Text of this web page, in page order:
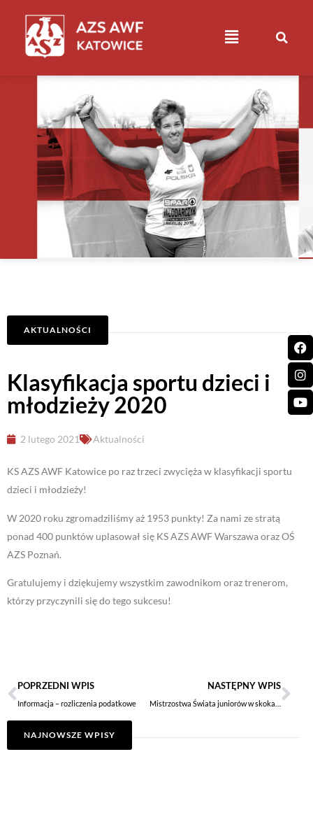
AKTUALNOŚCI
Klasyfikacja sportu dzieci i
młodzieży 2020
2 lutego 2021 Aktualności
KS AZS AWF Katowice po raz trzeci zwycięża w klasyfikacji sportu
dzieci i młodzieży!
W 2020 roku zgromadziliśmy aż 1953 punkty! Za nami ze stratą
ponad 400 punktów uplasował się KS AZS AWF Warszawa oraz OŚ
AZS Poznań.
Gratulujemy i dziękujemy wszystkim zawodnikom oraz trenerom,
którzy przyczynili się do tego sukcesu!
POPRZEDNI WPIS
Informacja – rozliczenia podatkowe
NASTĘPNY WPIS
NAJNOWSZE WPISY